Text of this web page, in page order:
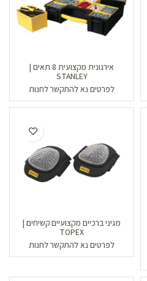
אירגונית מקצועית 8 תאים |
STANLEY
לפרטים נא להתקשר לחנות
מגיני ברכיים מקצועיים קשיחים |
TOPEX
לפרטים נא להתקשר לחנות